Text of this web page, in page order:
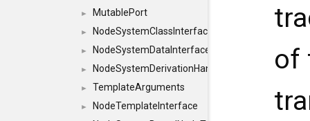
► MutablePort
► NodeSystemClassInterface
► NodeSystemDataInterface
► NodeSystemDerivationHandlerInterface
► TemplateArguments
►
NodeTemplateInterface
of